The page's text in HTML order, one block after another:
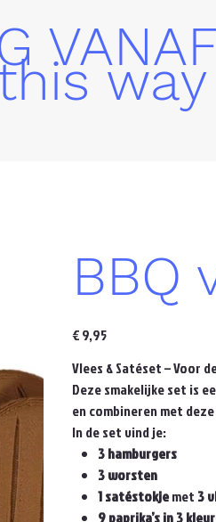
way
BBQ
Prijs
€ 9,95
Vlees & Satéset – Voor
Deze smakelijke set is
en combineren met
In de set vind je:
3 hamburgers
3 worsten
1 satéstokjemet 3
9 paprika’s in 3